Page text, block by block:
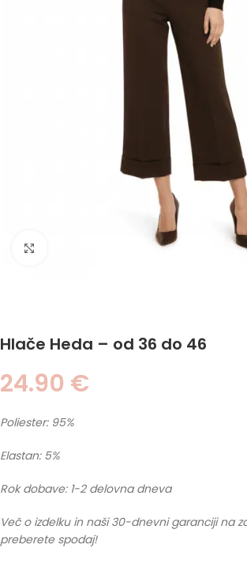
Hlače Heda – od 36 do 46
24.90 €
Poliester: 95%
Elastan: 5%
Rok dobave: 1-2 delovna dneva
Več o izdelku in naši 30-dnevni garanciji na
preberete spodaj!